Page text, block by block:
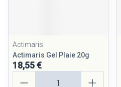
Actimaris
Actimaris Gel Plaie 20g
18,55 €